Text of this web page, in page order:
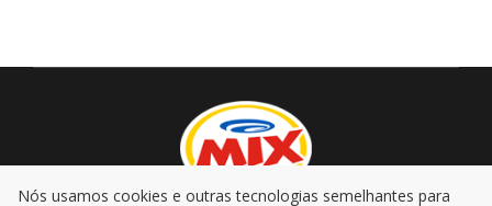
Nós usamos cookies e outras tecnologias semelhantes para